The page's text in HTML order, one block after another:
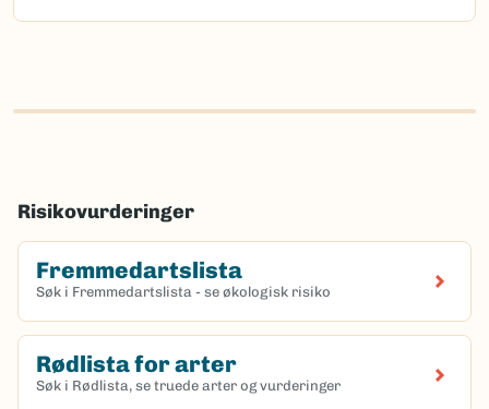
Risikovurderinger
Fremmedartslista
Søk i Fremmedartslista - se økologisk risiko
Rødlista for arter
Søk i Rødlista, se truede arter og vurderinger